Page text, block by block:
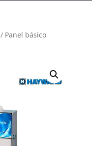
/ Panel básico